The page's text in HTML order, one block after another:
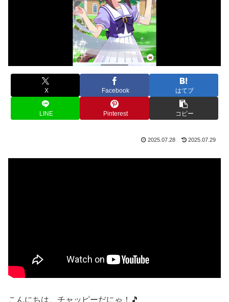
X Facebook はてブ
LINE Pinterest コピー
2025.07.28 2025.07.29
こんにちは、チャッピーだにゃ！🎵